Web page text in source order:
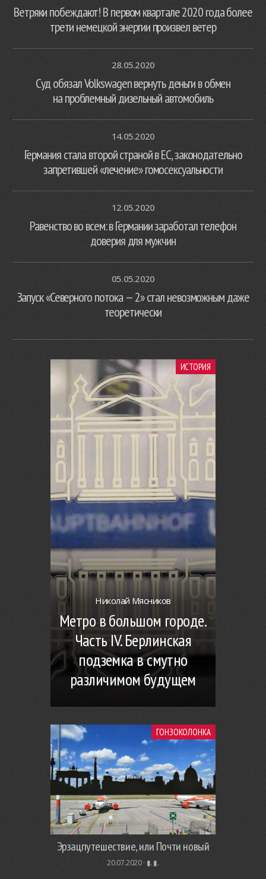
Ветряки побеждают! В первом квартале 2020 года более
трети немецкой энергии произвел ветер
28.05.2020
Суд обязал Volkswagen вернуть деньги в обмен
на проблемный дизельный автомобиль
14.05.2020
Германия стала второй страной в ЕС, законодательно
запретившей «лечение» гомосексуальности
12.05.2020
Равенство во всем: в Германии заработал телефон
доверия для мужчин
05.05.2020
Запуск «Северного потока — 2» стал невозможным даже
теоретически
ИСТОРИЯ
Николай Мясников
Метро в большом городе.
Часть IV. Берлинская
подземка в смутно
различимом будущем
ГОНЗОКОЛОНКА
Эрзацпутешествие, или Почти новый
20.07.2020 · ▮. ▮.